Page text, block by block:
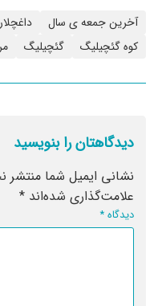
آخرین جمعه ی سال
کوه گئچیلیگ
گئچیلیگ
دیدگاهتان را بنویسید
نشانی ایمیل شما منتشر
علامت‌گذاری شده‌اند *
دیدگاه*